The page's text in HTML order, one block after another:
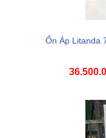
Ổn Áp Litanda